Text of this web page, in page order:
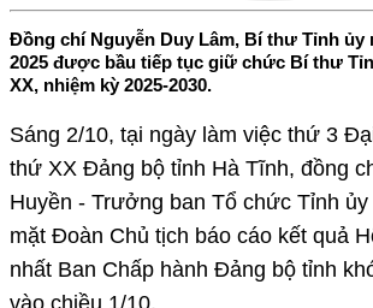
Đồng chí Nguyễn Duy Lâm, Bí thư Tỉnh ủy
2025 được bầu tiếp tục giữ chức Bí thư
XX, nhiệm kỳ 2025-2030.
Sáng 2/10, tại ngày làm việc thứ 3
thứ XX Đảng bộ tỉnh Hà Tĩnh, đồng
Huyền - Trưởng ban Tổ chức Tỉnh
mặt Đoàn Chủ tịch báo cáo kết quả
nhất Ban Chấp hành Đảng bộ tỉnh
vào chiều 1/10.